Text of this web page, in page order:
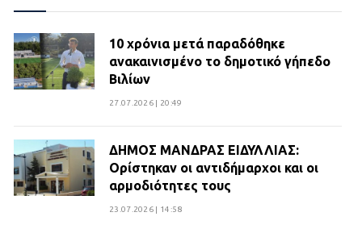
10 χρόνια μετά παραδόθηκε
ανακαινισμένο το δημοτικό γήπεδο
Βιλίων
27.07.2026 | 20:49
ΔΗΜΟΣ ΜΑΝΔΡΑΣ ΕΙΔΥΛΛΙΑΣ:
Ορίστηκαν οι αντιδήμαρχοι και οι
αρμοδιότητες τους
23.07.2026 | 14:58